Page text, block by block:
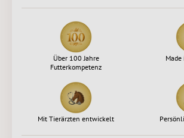
Über 100 Jahre
Futterkompetenz
Mit Tierärzten entwickelt